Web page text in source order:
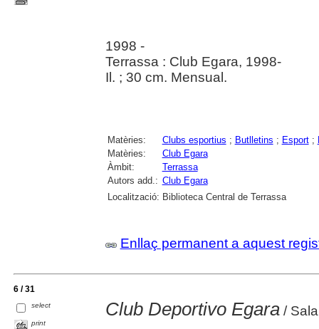
1998 -
Terrassa : Club Egara, 1998-
Il. ; 30 cm. Mensual.
Matèries: Clubs esportius ; Butlletins ; Esport;
Matèries:
Club Egara
Àmbit:
Terrassa
Autors add.: Club Egara
Localització: Biblioteca Central de Terrassa
Enllaç permanent a aquest
6 / 31
select
print
Club Deportivo Egara/ Sala